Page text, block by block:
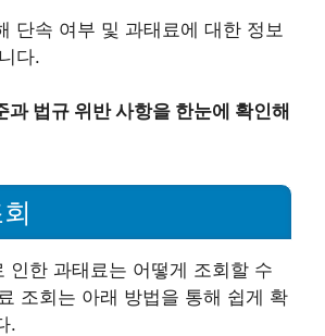
단속 여부 및 과태료에 대한 정보
다.
과 법규 위반 사항을 한눈에 확인해
인한 과태료는 어떻게 조회할 수
조회는 아래 방법을 통해 쉽게 확
.